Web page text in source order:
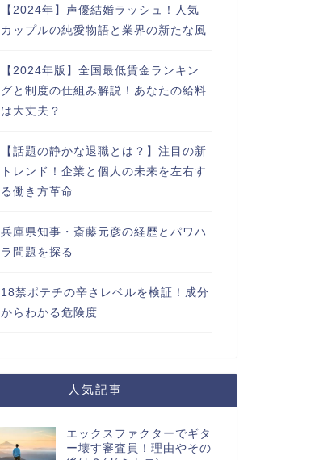
【2024年】声優結婚ラッシュ！人気
カップルの純愛物語と業界の新たな風
【2024年版】全国最低賃金ランキン
グと制度の仕組み解説！あなたの給料
は大丈夫？
【話題の静かな退職とは？】注目の新
トレンド！企業と個人の未来を左右す
る働き方革命
兵庫県知事・斎藤元彦の経歴とパワハ
ラ問題を探る
18禁ポテチの辛さレベルを検証！成分
からわかる危険度
人気記事
エックスファクターでギタ
ー壊す審査員！理由やその